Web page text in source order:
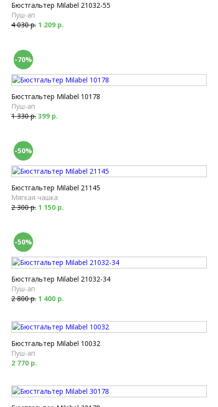
Бюстгальтер Milabel 21032-55
Пуш-ап
4 030 р. 1 209 р.
-70%
Бюстгальтер Milabel 10178
Пуш-ап
1 330 р. 399 р.
-50%
Бюстгальтер Milabel 21145
Мягкая чашка
2 300 р. 1 150 р.
-50%
Бюстгальтер Milabel 21032-34
Пуш-ап
2 800 р. 1 400 р.
Бюстгальтер Milabel 10032
Пуш-ап
2 770 р.